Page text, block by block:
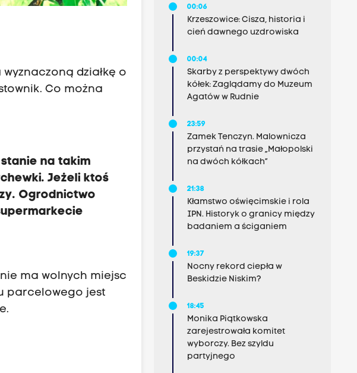
działkę o
Co można
na takim
Jeżeli ktoś
Ogrodnictwo
ma wolnych miejsc
parcelowego jest
00:06
Krzeszowice: Cisza, historia i
cień dawnego uzdrowiska
00:04
Skarby z perspektywy dwóch
kółek: Zaglądamy do Muzeum
Agatów w Rudnie
23:59
Zamek Tenczyn. Malownicza
przystań na trasie „Małopolski
na dwóch kółkach”
21:38
Kłamstwo oświęcimskie i rola
IPN. Historyk o granicy między
badaniem a ściganiem
19:37
Nocny rekord ciepła w
Beskidzie Niskim?
18:45
Monika Piątkowska
zarejestrowała komitet
wyborczy. Bez szyldu
partyjnego